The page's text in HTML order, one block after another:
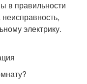
в правильности
электрику.